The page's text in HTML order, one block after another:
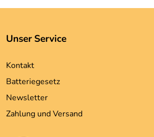
Unser Service
Kontakt
Batteriegesetz
Newsletter
Zahlung und Versand